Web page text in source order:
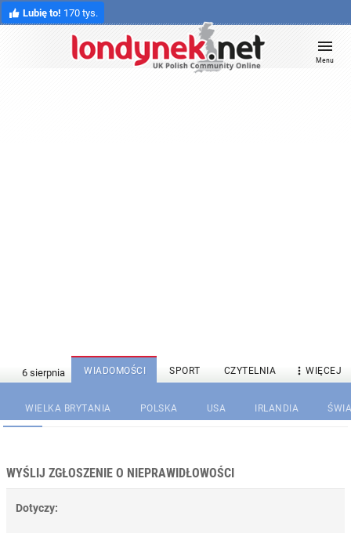
Lubię to! 170 tys.
Menu
WIADOMOŚCI SPORT CZYTELNIA  WIĘCEJ
WIELKA BRYTANIA POLSKA USA IRLANDIA
WYŚLIJ ZGŁOSZENIE O NIEPRAWIDŁOWOŚCI
Dotyczy: